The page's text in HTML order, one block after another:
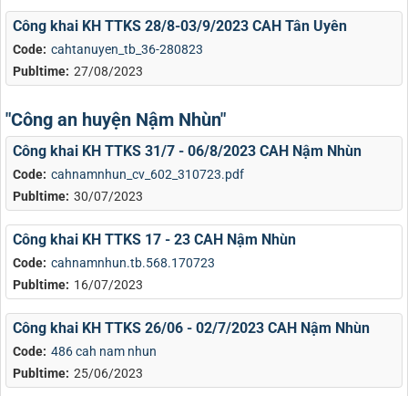
Code: cahtanuyen_tb_36-280823
Publtime: 27/08/2023
Công khai KH TTKS 28/8-03/9/2023 CAH Tân Uyên
"Công an huyện Nậm Nhùn"
Code: cahnamnhun_cv_602_310723.pdf
Publtime: 30/07/2023
Công khai KH TTKS 31/7 - 06/8/2023 CAH Nậm Nhùn
Code: cahnamnhun.tb.568.170723
Publtime: 16/07/2023
Công khai KH TTKS 17 - 23 CAH Nậm Nhùn
Code: 486 cah nam nhun
Publtime: 25/06/2023
Công khai KH TTKS 26/06 - 02/7/2023 CAH Nậm Nhùn